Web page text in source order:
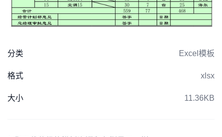
分类 Excel模板
格式 xlsx
大小 11.36KB